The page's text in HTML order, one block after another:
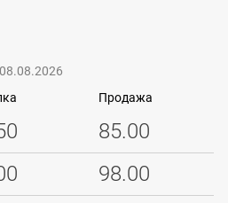
Продажа
85.00
98.00